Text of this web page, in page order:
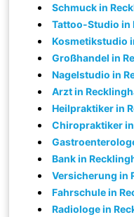
Schmuck in
Tattoo-Studio in
Kosmetikstudio
Großhandel in
Nagelstudio in
Arzt in
Heilpraktiker in
Chiropraktiker
Bank in
Versicherung in
Fahrschule in
Radiologe in